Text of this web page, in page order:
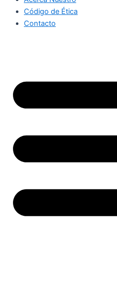
Código de Ética
Contacto